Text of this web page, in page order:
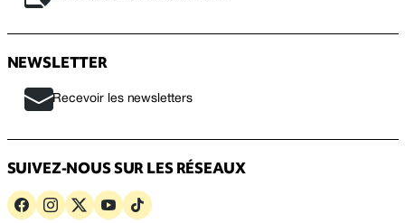
NEWSLETTER
Recevoir les newsletters
SUIVEZ-NOUS SUR LES RÉSEAUX